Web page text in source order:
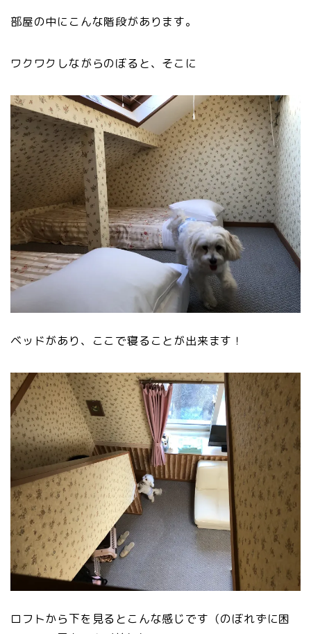
部屋の中にこんな階段があります。
ワクワクしながらのぼると、そこに
ベッドがあり、ここで寝ることが出来ます！
ロフトから下を見るとこんな感じです（のぼれずに困